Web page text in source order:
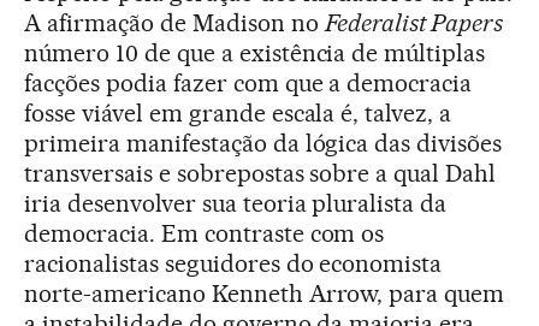
A afirmação de Madison noFederalist Papers
número 10 de que a existência de múltiplas
facções podia fazer com que a democracia
fosse viável em grande escala é, talvez, a
primeira manifestação da lógica das divisões
transversais e sobrepostas sobre a qual Dahl
iria desenvolver sua teoria pluralista da
democracia. Em contraste com os
racionalistas seguidores do economista
norte-americano Kenneth Arrow, para quem